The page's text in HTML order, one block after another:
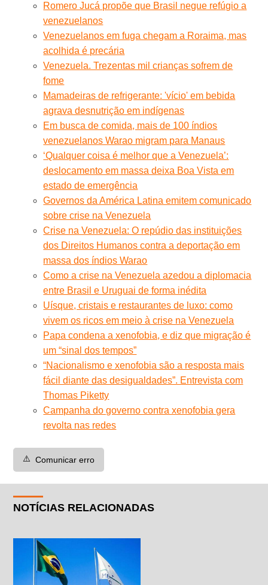
Romero Jucá propõe que Brasil negue refúgio a
venezuelanos
Venezuelanos em fuga chegam a Roraima, mas
acolhida é precária
Venezuela. Trezentas mil crianças sofrem de
fome
Mamadeiras de refrigerante: 'vício' em bebida
agrava desnutrição em indígenas
Em busca de comida, mais de 100 índios
venezuelanos Warao migram para Manaus
‘Qualquer coisa é melhor que a Venezuela’:
deslocamento em massa deixa Boa Vista em
estado de emergência
Governos da América Latina emitem comunicado
sobre crise na Venezuela
Crise na Venezuela: O repúdio das instituições
dos Direitos Humanos contra a deportação em
massa dos índios Warao
Como a crise na Venezuela azedou a diplomacia
entre Brasil e Uruguai de forma inédita
Uísque, cristais e restaurantes de luxo: como
vivem os ricos em meio à crise na Venezuela
Papa condena a xenofobia, e diz que migração é
um “sinal dos tempos”
“Nacionalismo e xenofobia são a resposta mais
fácil diante das desigualdades”. Entrevista com
Thomas Piketty
Campanha do governo contra xenofobia gera
revolta nas redes
⚠️ Comunicar erro
NOTÍCIAS RELACIONADAS